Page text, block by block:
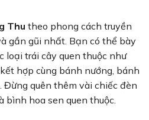
Thu theo phong cách truyền
gần gũi nhất. Bạn có thể bày
loại trái cây quen thuộc như
hợp cùng bánh nướng, bánh
Đừng quên thêm vài chiếc đèn
bình hoa sen quen thuộc.